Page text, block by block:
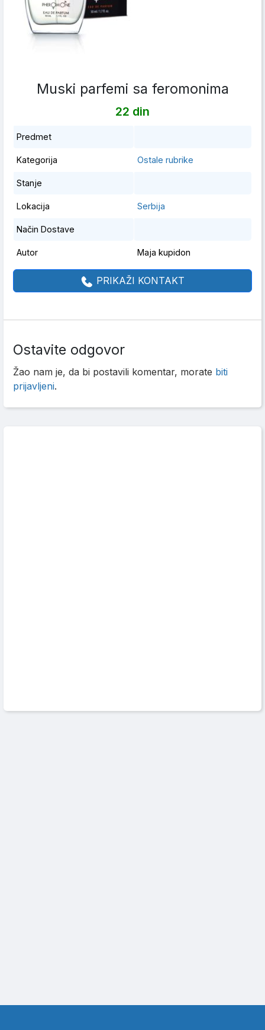
Muski parfemi sa feromonima
22 din
Predmet
Kategorija Ostale rubrike
Stanje
Lokacija Serbija
Način Dostave
Autor Maja kupidon
PRIKAŽI KONTAKT
Ostavite odgovor
Žao nam je, da bi postavili komentar, morate biti
prijavljeni.